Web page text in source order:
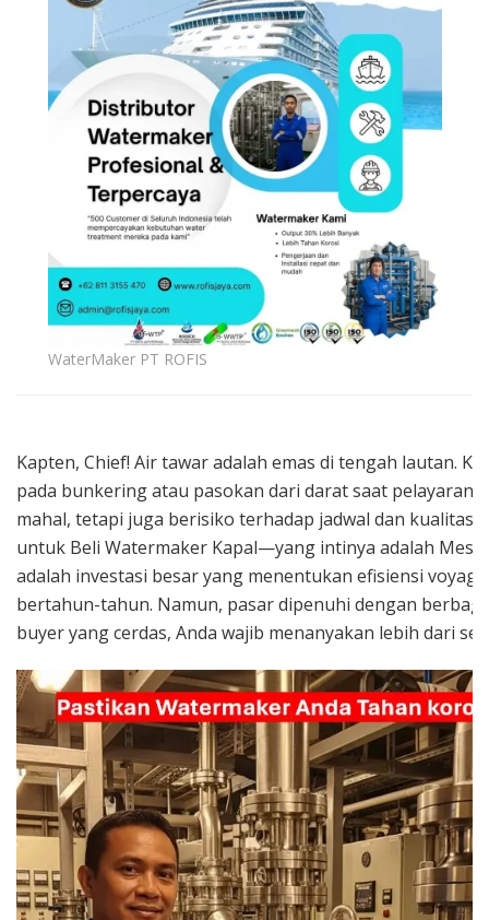
WaterMaker PT ROFIS
Kapten, Chief! Air tawar adalah emas di tengah lautan.
pada bunkering atau pasokan dari darat saat pelayaran
mahal, tetapi juga berisiko terhadap jadwal dan kualitas
untuk Beli Watermaker Kapal—yang intinya adalah
adalah investasi besar yang menentukan efisiensi
bertahun-tahun. Namun, pasar dipenuhi dengan
buyer yang cerdas, Anda wajib menanyakan lebih dari